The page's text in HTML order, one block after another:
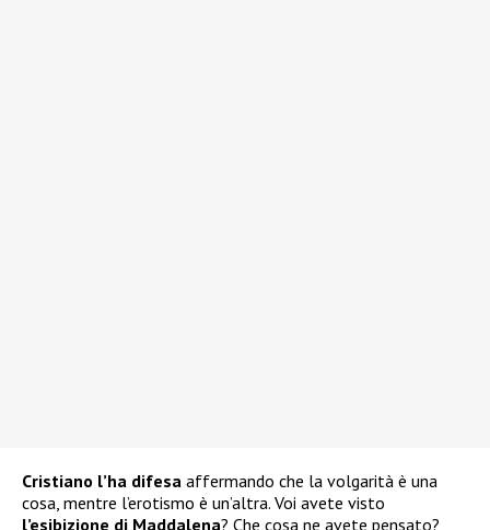
Cristiano l’ha difesa affermando che la volgarità è una
cosa, mentre l’erotismo è un’altra. Voi avete visto
l’esibizione di Maddalena? Che cosa ne avete pensato?